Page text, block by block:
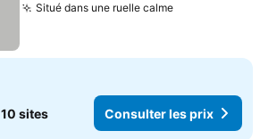
Situé dans une ruelle calmeConsulter
10 sites Consulter les prix